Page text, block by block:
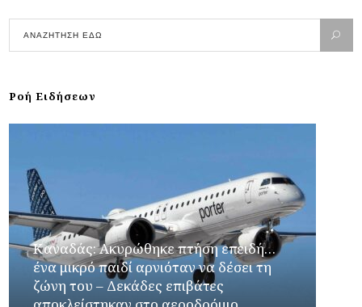
Ροή Ειδήσεων
Καναδάς: Ακυρώθηκε πτήση επειδή…
ένα μικρό παιδί αρνιόταν να δέσει τη
ζώνη του – Δεκάδες επιβάτες